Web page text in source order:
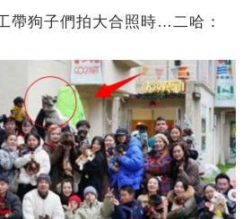
帶狗子們拍大合照時…二哈：